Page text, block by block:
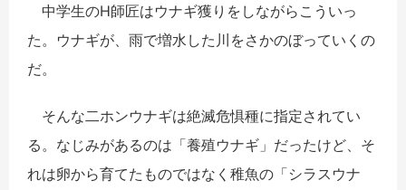
中学生のH師匠はウナギ獲りをしながらこういっ
た。ウナギが、雨で増水した川をさかのぼっていくの
だ。
そんな二ホンウナギは絶滅危惧種に指定されてい
る。なじみがあるのは「養殖ウナギ」だったけど、そ
れは卵から育てたものではなく稚魚の「シラスウナ